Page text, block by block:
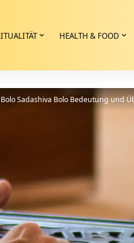
HEALTH & FOOD
Bolo Sadashiva Bolo Bedeutung und